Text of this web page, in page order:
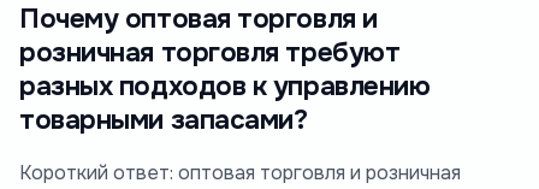
Почему оптовая торговля и
розничная торговля требуют
разных подходов к управлению
товарными запасами?
Короткий ответ: оптовая торговля и розничная